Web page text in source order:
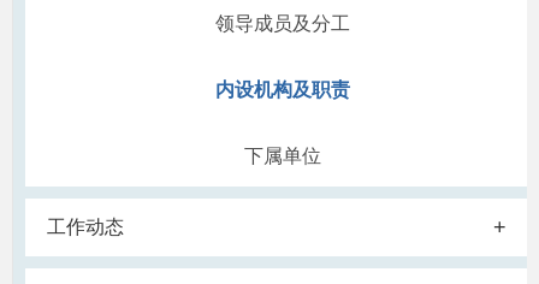
领导成员及分工
内设机构及职责
下属单位
工作动态 +